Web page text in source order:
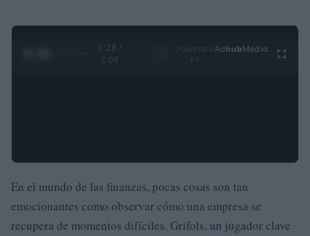
0:29 /
3:09
Ad hubMedia
En el mundo de las finanzas, pocas cosas son tan
emocionantes como observar cómo una empresa se
recupera de momentos difíciles. Grifols, un jugador clave